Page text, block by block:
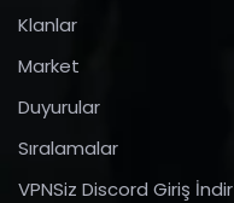
Klanlar
Market
Duyurular
Sıralamalar
VPNSiz Discord Giriş İndir